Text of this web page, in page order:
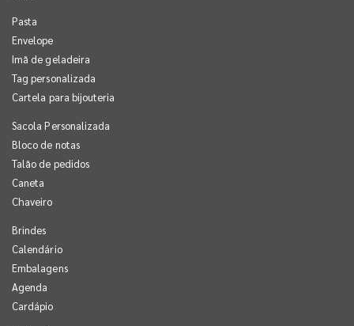
Pasta
Envelope
Imã de geladeira
Tag personalizada
Cartela para bijouteria
Sacola Personalizada
Bloco de notas
Talão de pedidos
Caneta
Chaveiro
Brindes
Calendário
Embalagens
Agenda
Cardápio